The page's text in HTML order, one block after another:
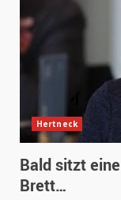
Hertneck
Bald sitzt
Brett…